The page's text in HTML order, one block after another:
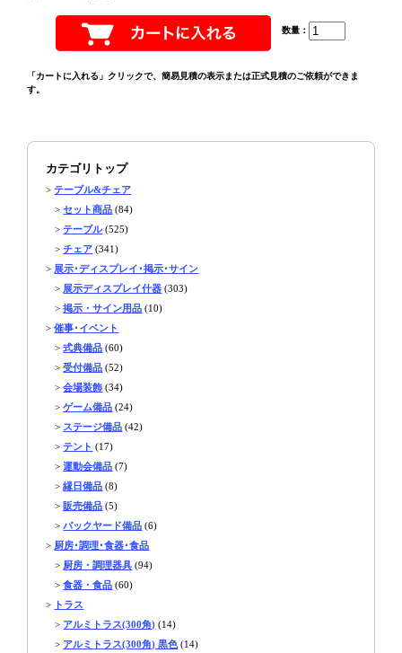
数量：
「カートに入れる」クリックで、簡易見積の表示または正式見積のご依頼ができま
す。
カテゴリトップ
>テーブル&チェア
>セット商品 (84)
>テーブル(525)
>チェア (341)
> 展示･ディスプレイ･掲示･サイン
> 展示ディスプレイ什器 (303)
>掲示・サイン用品 (10)
>催事･イベント
>式典備品 (60)
>受付備品 (52)
>会場装飾 (34)
>ゲーム備品 (24)
> ステージ備品 (42)
>テント (17)
>運動会備品 (7)
>縁日備品 (8)
> 販売備品 (5)
>バックヤード備品 (6)
> 厨房･調理･食器･食品
> 厨房・調理器具 (94)
>食器・食品 (60)
> トラス
> アルミトラス(300角) (14)
> アルミトラス(300角) 黒色 (14)